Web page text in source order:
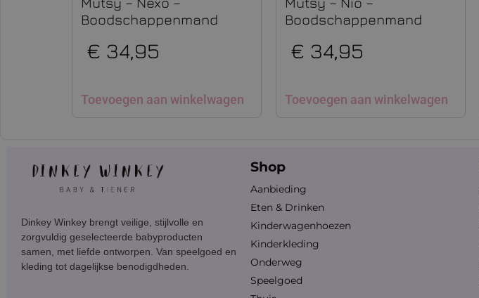
Boodschappenmand
€ 34,95
Toevoegen aan winkelwagen
Boodschappenmand
€ 34,95
Toevoegen aan winkelwagen
Dinkey Winkey brengt veilige, stijlvolle en
zorgvuldig geselecteerde babyproducten
samen, met liefde ontworpen. Van speelgoed en
kleding tot dagelijkse benodigdheden.
Shop
Aanbieding
Eten & Drinken
Kinderwagenhoezen
Kinderkleding
Onderweg
Speelgoed